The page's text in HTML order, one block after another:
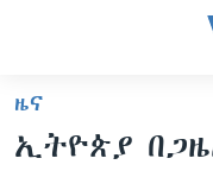
ማገናኛዎች
ዋናው
ዜና
ኢትዮጵያ